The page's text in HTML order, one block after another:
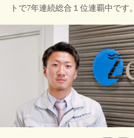
トで7年連続総合１位連覇中です。